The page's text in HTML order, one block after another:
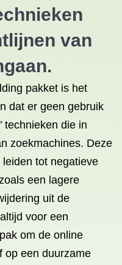
van
pakket is het
dat er geen gebruik
technieken die in
zoekmachines. Deze
tot negatieve
een lagere
uit de
voor een
om de online
op een duurzame